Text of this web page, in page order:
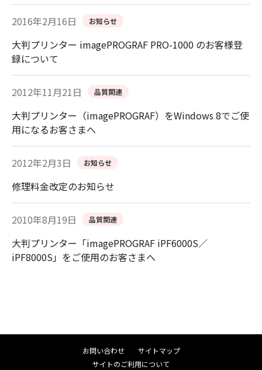
2016年2月16日 お知らせ
大判プリンター imagePROGRAF PRO-1000 のお客様登
録について
2012年11月21日 品質関連
大判プリンター（imagePROGRAF）をWindows 8でご使
用になるお客さまへ
2012年2月3日 お知らせ
修理料金改定のお知らせ
2010年8月19日 品質関連
大判プリンター「imagePROGRAF iPF6000S／
iPF8000S」をご使用のお客さまへ
お問い合わせ
サイトマップ
サイトのご利用について